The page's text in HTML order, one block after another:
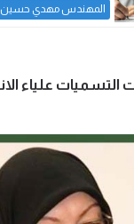
المهندس مهدي حسين
التسميات علياء